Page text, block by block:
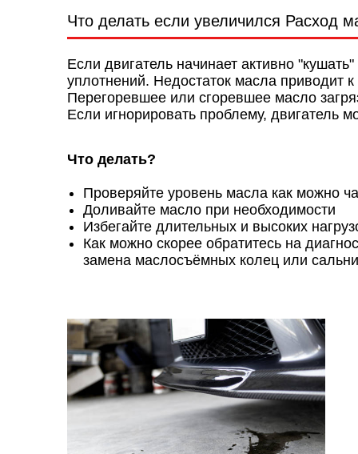
Что делать если увеличился Расход
Что делать?
Проверяйте уровень масла как можно
Доливайте масло при необходимости
Избегайте длительных и высоких
Как можно скорее обратитесь на
замена маслосъёмных колец или
Если двигатель начинает активно
уплотнений. Недостаток масла приводит
Перегоревшее или сгоревшее масло
Если игнорировать проблему, двигатель